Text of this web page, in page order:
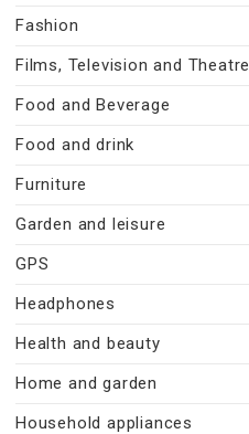
Fashion
Films, Television and Theatre
Food and Beverage
Food and drink
Furniture
Garden and leisure
GPS
Headphones
Health and beauty
Home and garden
Household appliances